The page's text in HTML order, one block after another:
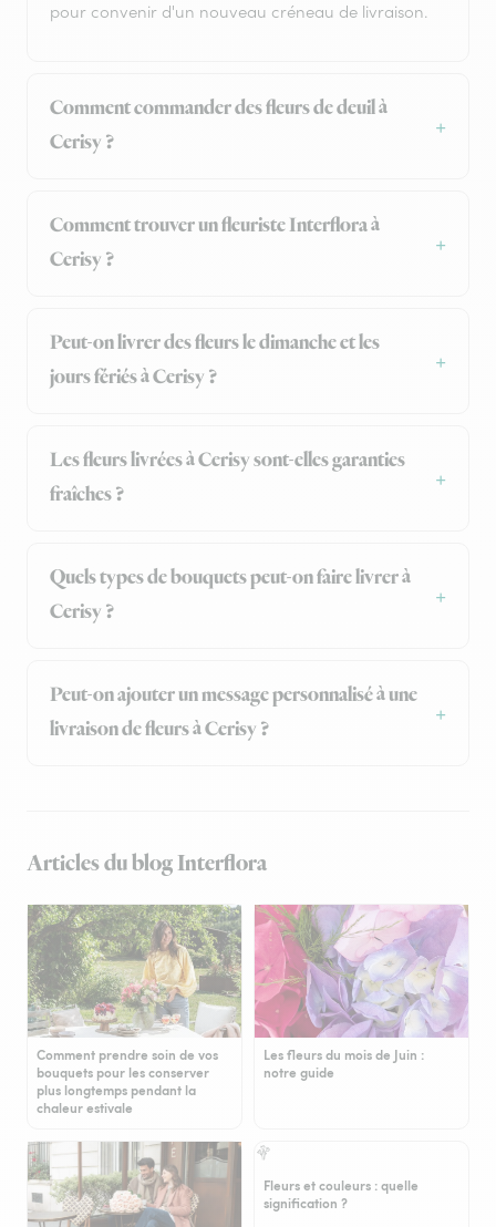
pour convenir d'un nouveau créneau de livraison.
Comment commander des fleurs de deuil à
Cerisy ?
Comment trouver un fleuriste Interflora à
Cerisy ?
Peut-on livrer des fleurs le dimanche et les
jours fériés à Cerisy ?
Les fleurs livrées à Cerisy sont-elles garanties
fraîches ?
Quels types de bouquets peut-on faire livrer à
Cerisy ?
Peut-on ajouter un message personnalisé à une
livraison de fleurs à Cerisy ?
Articles du blog Interflora
Comment prendre soin de vos
bouquets pour les conserver
plus longtemps pendant la
chaleur estivale
Les fleurs du mois de Juin :
notre guide
Fleurs et couleurs : quelle
signification ?